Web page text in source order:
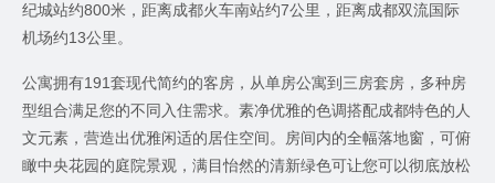
纪城站约800米，距离成都火车南站约7公里，距离成都双流国际
机场约13公里。
公寓拥有191套现代简约的客房，从单房公寓到三房套房，多种房
型组合满足您的不同入住需求。素净优雅的色调搭配成都特色的人
文元素，营造出优雅闲适的居住空间。房间内的全幅落地窗，可俯
瞰中央花园的庭院景观，满目怡然的清新绿色可让您可以彻底放松